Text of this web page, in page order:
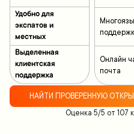
Удобно для
экспатов и
местных
Выделенная
клиентская
поддержка
Онлайн
почта
НАЙТИ ПРОВЕРЕННУЮ
Оценка 5/5 от 107